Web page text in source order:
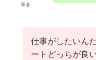
筆者
仕事がしたいん
ートどっちが良